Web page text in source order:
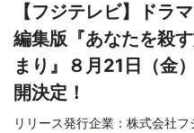
【フジテレビ】ドラ
編集版『あなたを
まり』８月21日（金
開決定！
リリース発行企業：株式会社